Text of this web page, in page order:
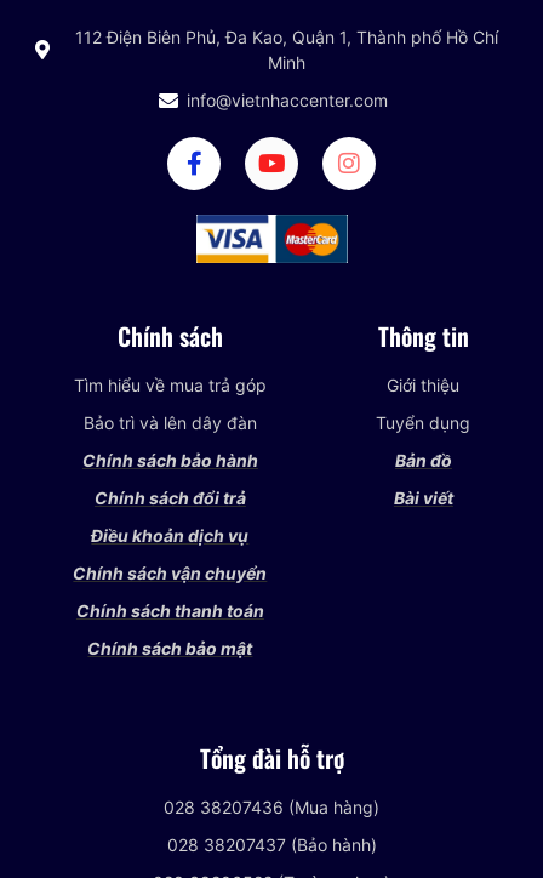
112 Điện Biên Phủ, Đa Kao, Quận 1, Thành phố Hồ Chí
Minh
info@vietnhaccenter.com
Chính sách
Tìm hiểu về mua trả góp
Bảo trì và lên dây đàn
Chính sách bảo hành
Chính sách đổi trả
Điều khoản dịch vụ
Chính sách vận chuyển
Chính sách thanh toán
Chính sách bảo mật
Thông tin
Giới thiệu
Tuyển dụng
Bản đồ
Bài viết
Tổng đài hỗ trợ
028 38207436 (Mua hàng)
028 38207437 (Bảo hành)